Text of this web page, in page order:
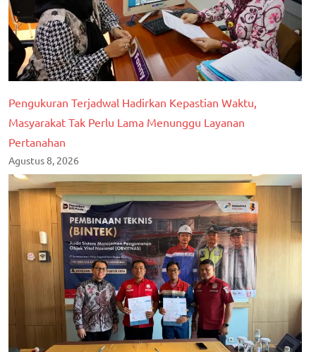
Pengukuran Terjadwal Hadirkan Kepastian Waktu,
Masyarakat Tak Perlu Lama Menunggu Layanan
Pertanahan
Agustus 8, 2026